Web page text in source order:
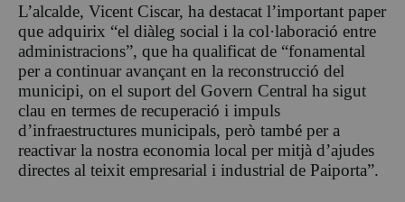
L’alcalde, Vicent Ciscar, ha destacat l’important paper
que adquirix “el diàleg social i la col·laboració entre
administracions”, que ha qualificat de “fonamental
per a continuar avançant en la reconstrucció del
municipi, on el suport del Govern Central ha sigut
clau en termes de recuperació i impuls
d’infraestructures municipals, però també per a
reactivar la nostra economia local per mitjà d’ajudes
directes al teixit empresarial i industrial de Paiporta”.